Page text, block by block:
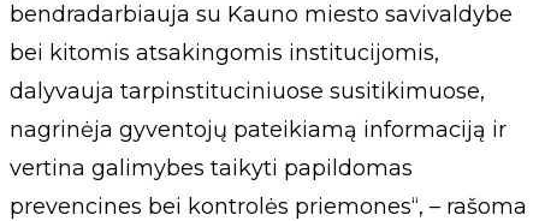
bendradarbiauja su Kauno miesto savivaldybe
bei kitomis atsakingomis institucijomis,
dalyvauja tarpinstituciniuose susitikimuose,
nagrinėja gyventojų pateikiamą informaciją ir
vertina galimybes taikyti papildomas
prevencines bei kontrolės priemones“, – rašoma